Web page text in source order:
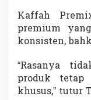
Kaffah
premium
konsisten,
“Rasanya
produk tetap
khusus,” tutur